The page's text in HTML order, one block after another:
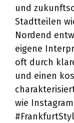
und
Stadtteilen
Nordend
eigene
oft durch
und einen
wie